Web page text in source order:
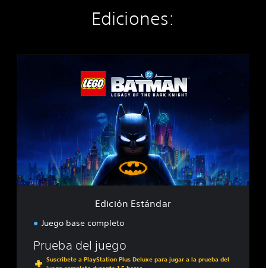
Ediciones:
t
á
n
Edición Estándar
Juego base completo
Prueba del juego
Suscríbete a PlayStation Plus Deluxe para jugar a la prueba del